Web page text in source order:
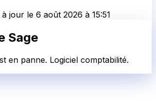
à jour le 6 août 2026 à 15:51
Sage
en panne. Logiciel comptabilité.